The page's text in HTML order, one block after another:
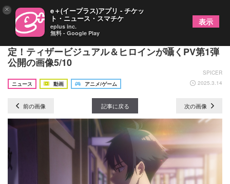
『真夜中ハートチューン』2026年TVアニメ化決
定！ティザービジュアル＆ヒロインが囁くPV第1弾
公開の画像5/10
SPICER
ニュース
動画 アニメ/ゲーム 2025.3.14
前の画像 記事に戻る 次の画像
× e＋(イープラス)アプリ - チケッ
ト・ニュース・スマチケ
eplus inc.
無料 - Google Play
表示